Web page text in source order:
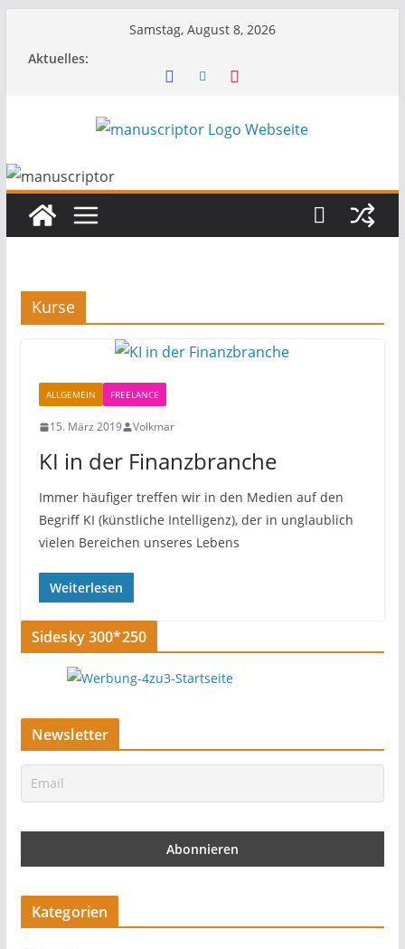
Samstag, August 8, 2026
Aktuelles:
Kurse
ALLGEMEIN FREELANCE
15. März 2019 Volkmar
KI in der Finanzbranche
Immer häufiger treffen wir in den Medien auf den
Begriff KI (künstliche Intelligenz), der in unglaublich
vielen Bereichen unseres Lebens
Weiterlesen
Sidesky 300*250
Newsletter
Kategorien